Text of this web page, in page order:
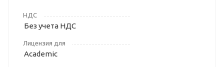
НДС
Без учета НДС
Лицензия для
Academic